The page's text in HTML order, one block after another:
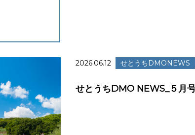
2026.06.12 せとうちDMONEWS
せとうちDMO NEWS_５月号